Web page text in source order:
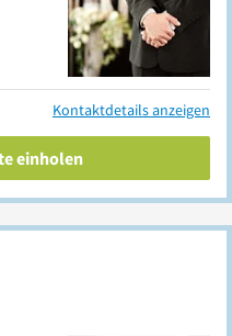
Kontaktdetails anzeigen
einholen